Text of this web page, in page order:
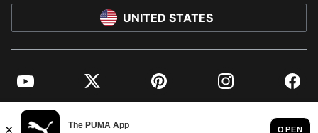
UNITED STATES
YouTube Twitter Pinterest Instagram
© PUMA NORTH AMERICA, INC.
IMPRINT AND LEGAL DATA